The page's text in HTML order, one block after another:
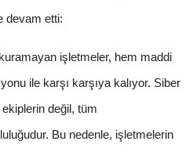
devam etti:
işletmeler, hem maddi
ile karşı karşıya kalıyor. Siber
değil, tüm
Bu nedenle, işletmelerin